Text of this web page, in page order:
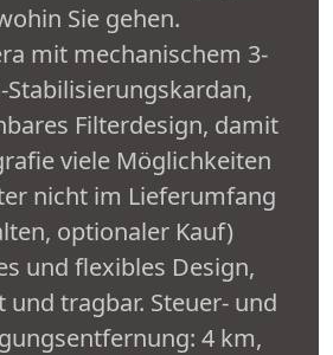
Sie gehen.
mit mechanischem 3-
Stabilisierungskardan,
Filterdesign, damit
viele Möglichkeiten
nicht im Lieferumfang
optionaler Kauf)
und flexibles Design,
und tragbar. Steuer- und
4 km,